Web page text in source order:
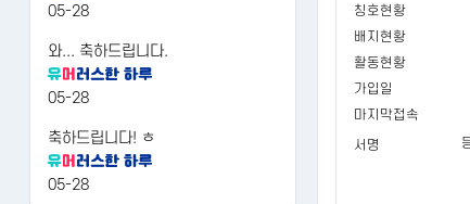
05-28
와... 축하드립니다.
05-28
축하드립니다! ㅎ
05-28
칭호현황
배지현황
활동현황
가입일
마지막접속
서명